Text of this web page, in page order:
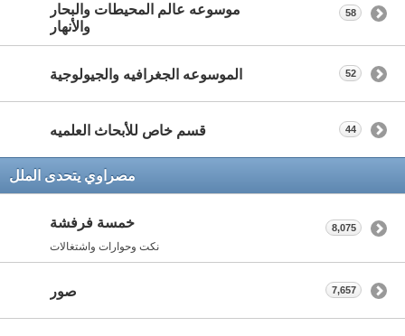
موسوعه عالم المحيطات والبحار
والأنهار
58
الموسوعه الجغرافيه والجيولوجية 52
قسم خاص للأبحاث العلميه 44
مصراوي يتحدى الملل
خمسة فرفشة
نكت وحوارات واشتغالات
8,075
صور 7,657